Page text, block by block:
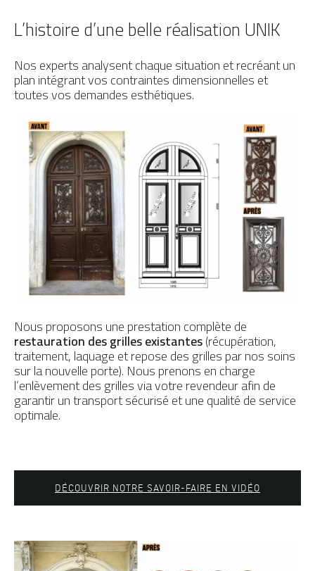
L’histoire d’une belle réalisation UNIK
Nos experts analysent chaque situation et recréant un
plan intégrant vos contraintes dimensionnelles et
toutes vos demandes esthétiques.
Nous proposons une prestation complète de
restauration des grillesexistantes(récupération,
traitement, laquage et repose des grilles par nos soins
sur la nouvelle porte). Nous prenons en charge
l’enlèvement des grilles via votre revendeur afin de
garantir un transport sécurisé et une qualité de service
optimale.
DÉCOUVRIR NOTRE SAVOIR-FAIRE EN VIDÉO